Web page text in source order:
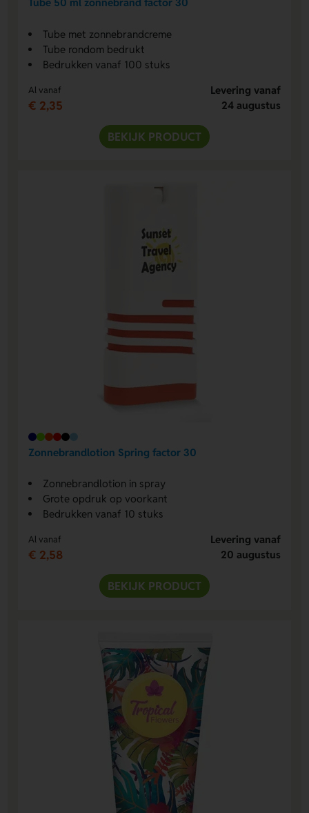
Tube met zonnebrandcreme
Tube rondom bedrukt
Bedrukken vanaf 100 stuks
Al vanaf
€ 2,35
Levering vanaf
24 augustus
BEKIJK PRODUCT
Zonnebrandlotion Spring factor 30
Zonnebrandlotion in spray
Grote opdruk op voorkant
Bedrukken vanaf 10 stuks
Al vanaf
€ 2,58
Levering vanaf
20 augustus
BEKIJK PRODUCT